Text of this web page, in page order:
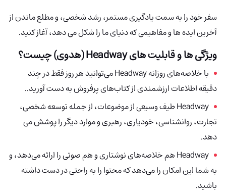
سفر خود را به سمت یادگیری مستمر، رشد شخصی، و مطلع ماندن از
آخرین ایده ها و مفاهیمی که دنیای ما را شکل می دهد، آغاز کنید.
ویژگی ها و قابلیت های Headway (هدوی) چیست؟
با خلاصه‌های روزانه Headway می‌توانید هر روز فقط در چند
دقیقه اطلاعات ارزشمندی از کتاب‌های پرفروش به دست آورید..
Headway طیف وسیعی از موضوعات، از جمله توسعه شخصی،
تجارت، روانشناسی، خودیاری، رهبری و موارد دیگر را پوشش می
دهد.
Headway هم خلاصه‌های نوشتاری و هم صوتی را ارائه می‌دهد، و
به شما این امکان را می‌دهد که محتوا را به راحتی در دست داشته
باشید.